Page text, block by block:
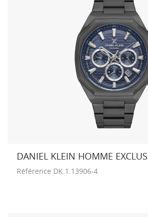
DANIEL KLEIN HOMME
Référence DK.1.13906-4